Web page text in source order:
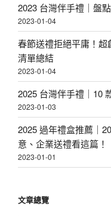
2023 台灣伴手禮｜盤
2023-01-04
春節送禮拒絕平庸！超
清單總結
2023-01-04
2025 台灣伴手禮｜10
2023-01-03
2025 過年禮盒推薦｜
意、企業送禮看這篇！
2023-01-01
文章總覽